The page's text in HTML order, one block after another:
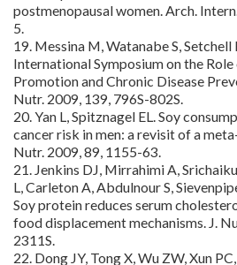
postmenopausal women. Arch.
5.
19. Messina M, Watanabe S,
International Symposium on the
Promotion and Chronic Disease
Nutr. 2009, 139, 796S-802S.
20. Yan L, Spitznagel EL. Soy
cancer risk in men: a revisit of a
Nutr. 2009, 89, 1155-63.
21. Jenkins DJ, Mirrahimi A,
L, Carleton A, Abdulnour S,
Soy protein reduces serum
food displacement mechanisms. J.
2311S.
22. Dong JY, Tong X, Wu ZW, Xun